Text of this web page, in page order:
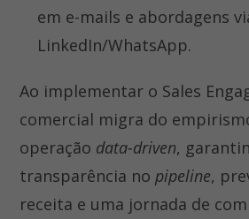
em e-mails e abordagens
LinkedIn/WhatsApp.
Ao implementar o Sales
comercial migra do
operação data-driven,
transparência no pipeline,
receita e uma jornada de